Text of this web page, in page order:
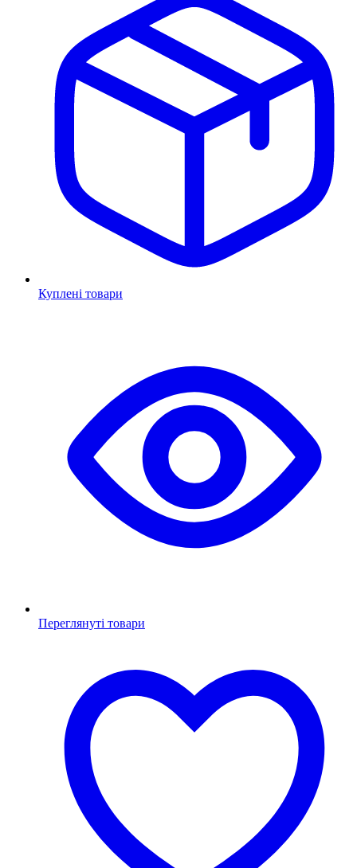
Куплені товари
Переглянуті товари